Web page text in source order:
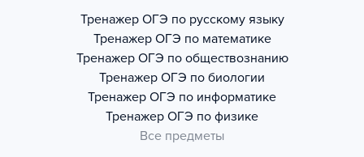
Тренажер ОГЭ по русскому языку
Тренажер ОГЭ по математике
Тренажер ОГЭ по обществознанию
Тренажер ОГЭ по биологии
Тренажер ОГЭ по информатике
Тренажер ОГЭ по физике
Все предметы